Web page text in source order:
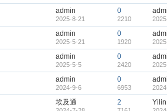
admin
2025-8-21
0
2210
admin
2025-5-21
0
1920
admin
2025-5-5
0
2420
admin
2024-9-6
0
6953
埃及通 2 Yilin